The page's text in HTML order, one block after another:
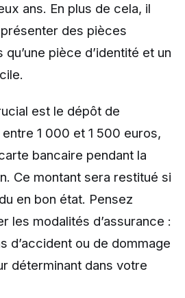
ans. En plus de cela, il
des pièces
pièce d’identité et un
est le dépôt de
1 000 et 1 500 euros,
bancaire pendant la
Ce montant sera restitué si
en bon état. Pensez
les modalités d’assurance :
d’accident ou de dommage
déterminant dans votre